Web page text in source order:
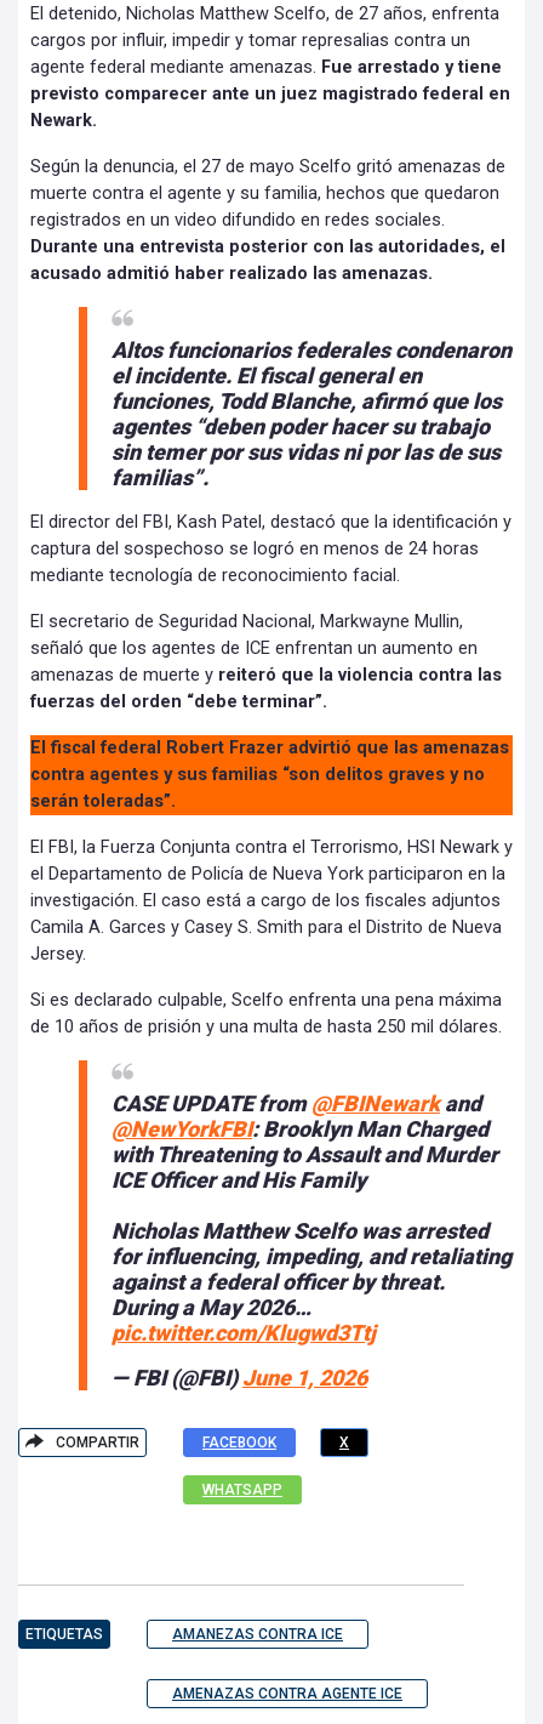
El detenido, Nicholas Matthew Scelfo, de 27 años, enfrenta
cargos por influir, impedir y tomar represalias contra un
agente federal mediante amenazas. Fue arrestado y tiene
previsto comparecer ante un juez magistrado federal en
Newark.
Según la denuncia, el 27 de mayo Scelfo gritó amenazas de
muerte contra el agente y su familia, hechos que quedaron
registrados en un video difundido en redes sociales.
Durante una entrevista posterior con las autoridades, el
acusado admitió haber realizado las amenazas.
Altos funcionarios federales condenaron
el incidente. El fiscal general en
funciones, Todd Blanche, afirmó que los
agentes “deben poder hacer su trabajo
sin temer por sus vidas ni por las de sus
familias”.
El director del FBI, Kash Patel, destacó que la identificación y
captura del sospechoso se logró en menos de 24 horas
mediante tecnología de reconocimiento facial.
El secretario de Seguridad Nacional, Markwayne Mullin,
señaló que los agentes de ICE enfrentan un aumento en
amenazas de muerte y reiteró que la violencia contra las
fuerzas del orden “debe terminar”.
El fiscal federal Robert Frazer advirtió que las amenazas
contra agentes y sus familias “son delitos graves y no
serán toleradas”.
El FBI, la Fuerza Conjunta contra el Terrorismo, HSI Newark y
el Departamento de Policía de Nueva York participaron en la
investigación. El caso está a cargo de los fiscales adjuntos
Camila A. Garces y Casey S. Smith para el Distrito de Nueva
Jersey.
Si es declarado culpable, Scelfo enfrenta una pena máxima
de 10 años de prisión y una multa de hasta 250 mil dólares.
CASE UPDATE from@FBINewarkand
@NewYorkFBI: Brooklyn Man Charged
with Threatening to Assault and Murder
ICE Officer and His Family
Nicholas Matthew Scelfo was arrested
for influencing, impeding, and retaliating
against a federal officer by threat.
During a May 2026…
pic.twitter.com/Klugwd3Ttj
— FBI (@FBI)June 1, 2026
COMPARTIR FACEBOOK X
WHATSAPP
ETIQUETAS AMANEZAS CONTRA ICE
AMENAZAS CONTRA AGENTE ICE